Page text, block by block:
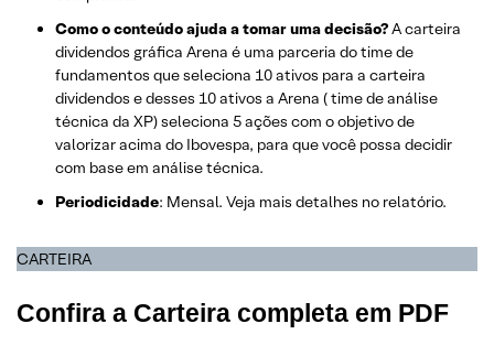
Como o conteúdo ajuda a tomar uma decisão?A carteira
dividendos gráfica Arena é uma parceria do time de
fundamentos que seleciona 10 ativos para a carteira
dividendos e desses 10 ativos a Arena ( time de análise
técnica da XP) seleciona 5 ações com o objetivo de
valorizar acima do Ibovespa, para que você possa decidir
com base em análise técnica.
Periodicidade: Mensal. Veja mais detalhes no relatório.
CARTEIRA
Confira a Carteira completa em PDF